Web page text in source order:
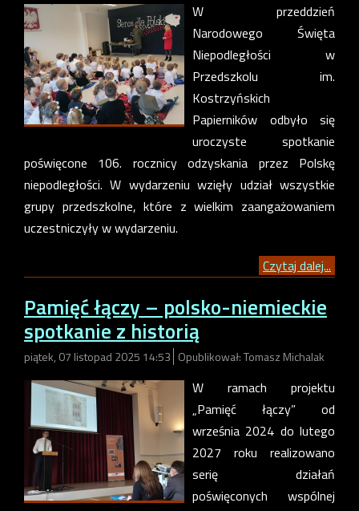
W przeddzień
Narodowego Święta
Niepodległości w
Przedszkolu im.
Kostrzyńskich
Papierników odbyło się
uroczyste spotkanie
poświęcone 106. rocznicy odzyskania przez Polskę
niepodległości. W wydarzeniu wzięły udział wszystkie
grupy przedszkolne, które z wielkim zaangażowaniem
uczestniczyły w wydarzeniu.
Czytaj dalej...
Pamięć łączy – polsko-niemieckie
spotkanie z historią
piątek, 07 listopad 2025 14:53 Opublikował: Tomasz Michalak
W ramach projektu
„Pamięć łączy” od
września 2024 do lutego
2027 roku realizowano
serię działań
poświęconych wspólnej